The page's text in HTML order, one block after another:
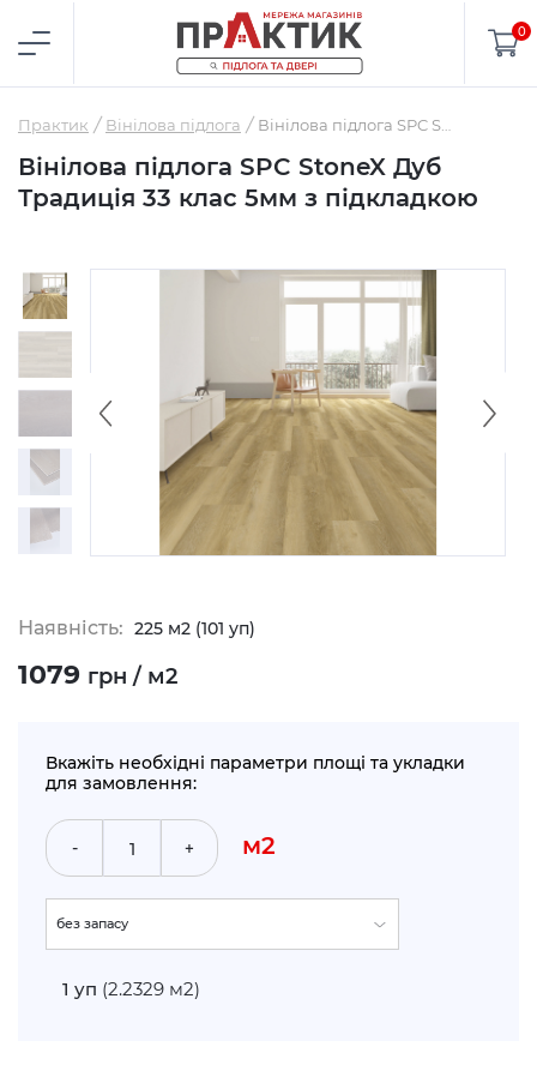
0
Практик Вінілова підлога
Вінілова підлога SPC StoneX Дуб
Традиція 33 клас 5мм з підкладкою
Наявність: 225 м2 (101 уп)
1079 грн / м2
Вкажіть необхідні параметри площі та укладки
для замовлення:
- + м2
без запасу
1 уп (2.2329 м2)